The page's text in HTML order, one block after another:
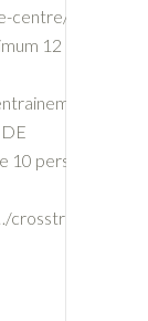
Reprise
12 personnes
cours-
personnes en